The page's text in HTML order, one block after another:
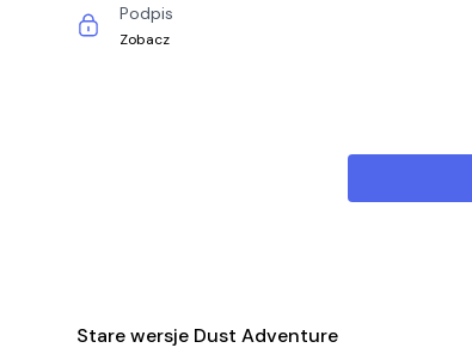
Podpis
Zobacz
Stare wersje Dust Adventure